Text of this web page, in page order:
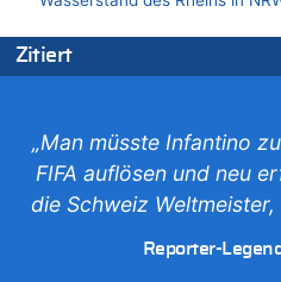
Mehrere Menschen in Londons
05.08.2026 - 21:53 von Karli
Mehrere Menschen in
05.08.2026 - 21:15 von Joseph
05.08.2026 - 21:10 von Ahja zu
Zitiert
„Man müsste Infantino
FIFA auflösen und neu
die Schweiz
Reporter-